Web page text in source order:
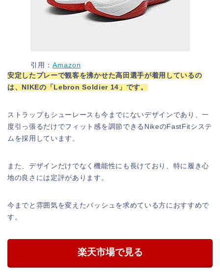
引用： Amazon
安定したプレーで観客を沸かせた高田選手が着用しているの
は、NIKEの「Lebron Soldier 14」です。
ストラップもシューレースも今までにないデザインであり、一
度引っ張るだけでフィット感を調節できるNikeのFastFitシステ
ムを採用しています。
また、デザインだけでなく機能性にも長けており、特に履き心
地の良さには定評があります。
今までと雰囲気を変えたバッシュを求めている方におすすめで
す。
楽天市場で見る